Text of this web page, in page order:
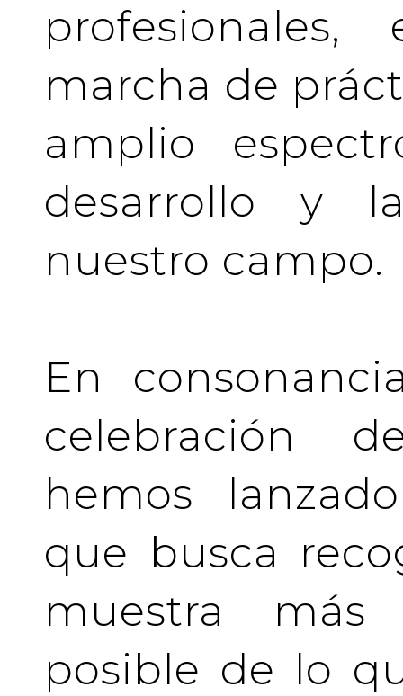
marcha de
amplio
desarrollo y
nuestro campo.
En
celebración
hemos
que busca
muestra
posible de lo